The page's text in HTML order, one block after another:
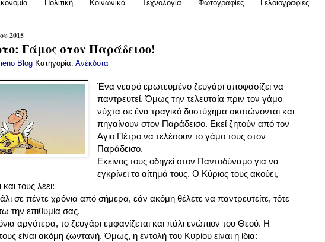
Πολιτική Κοινωνικά Τεχνολογία Φωτογραφίες Γελοιογραφίες
2015
Γάμος στον Παράδεισο!
Blog Κατηγορία: Ανέκδοτα
Ένα νεαρό ερωτευμένο ζευγάρι αποφασίζει να
παντρευτεί. Όμως την τελευταία πριν τον γάμο
νύχτα σε ένα τραγικό δυστύχημα σκοτώνονται και
πηγαίνουν στον Παράδεισο. Εκεί ζητούν από τον
Αγιο Πέτρο να τελέσουν το γάμο τους στον
Παράδεισο.
Εκείνος τους οδηγεί στον Παντοδύναμο για να
εγκρίνει το αίτημά τους. Ο Κύριος τους ακούει,
τους λέει:
σε πέντε χρόνια από σήμερα, εάν ακόμη θέλετε να παντρευτείτε, τότε
την επιθυμία σας.
αργότερα, το ζευγάρι εμφανίζεται και πάλι ενώπιον του Θεού. Η
είναι ακόμη ζωντανή. Όμως, η εντολή του Κυρίου είναι η ίδια: